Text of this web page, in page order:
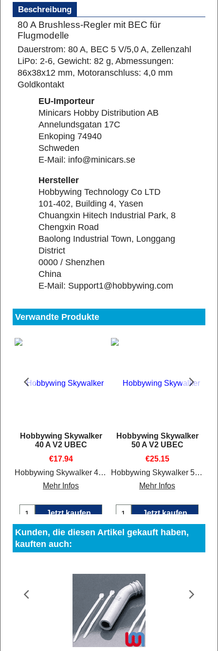
Beschreibung
80 A Brushless-Regler mit BEC für
Flugmodelle
Dauerstrom: 80 A, BEC 5 V/5,0 A, Zellenzahl
LiPo: 2-6, Gewicht: 82 g, Abmessungen:
86x38x12 mm, Motoranschluss: 4,0 mm
Goldkontakt
EU-Importeur
Minicars Hobby Distribution AB
Annelundsgatan 17C
Enkoping 74940
Schweden
E-Mail: info@minicars.se
Hersteller
Hobbywing Technology Co LTD
101-402, Building 4, Yasen
Chuangxin Hitech Industrial Park, 8
Chengxin Road
Baolong Industrial Town, Longgang
District
0000 / Shenzhen
China
E-Mail: Support1@hobbywing.com
Verwandte Produkte
Hobbywing Skywalker
40 A V2 UBEC
€17.94
Hobbywing Skywalker 40 A V2 UBEC
Mehr Infos
Jetzt kaufen
Hobbywing Skywalker
50 A V2 UBEC
€25.15
Hobbywing Skywalker 50 A V2 UBEC
Mehr Infos
Jetzt kaufen
Kunden, die diesen Artikel gekauft haben,
kauften auch: